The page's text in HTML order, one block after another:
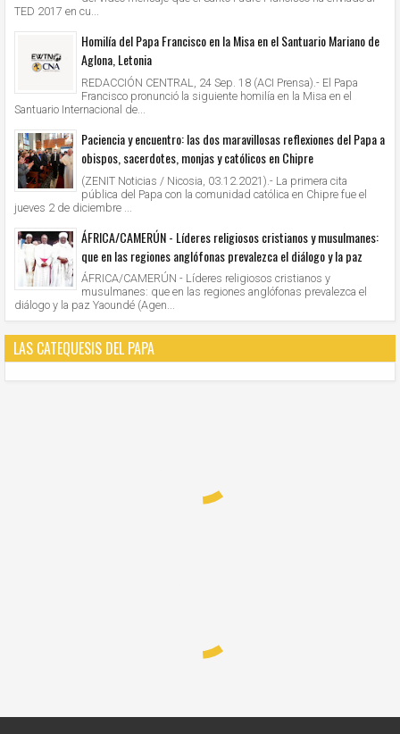
TED 2017 en cu...
Homilía del Papa Francisco en la Misa en el Santuario Mariano de
Aglona, Letonia
REDACCIÓN CENTRAL, 24 Sep. 18 (ACI Prensa).- El Papa
Francisco pronunció la siguiente homilía en la Misa en el
Santuario Internacional de...
Paciencia y encuentro: las dos maravillosas reflexiones del Papa a
obispos, sacerdotes, monjas y católicos en Chipre
(ZENIT Noticias / Nicosia, 03.12.2021).- La primera cita
pública del Papa con la comunidad católica en Chipre fue el
jueves 2 de diciembre ...
ÁFRICA/CAMERÚN - Líderes religiosos cristianos y musulmanes:
que en las regiones anglófonas prevalezca el diálogo y la paz
ÁFRICA/CAMERÚN - Líderes religiosos cristianos y
musulmanes: que en las regiones anglófonas prevalezca el
diálogo y la paz Yaoundé (Agen...
LAS CATEQUESIS DEL PAPA